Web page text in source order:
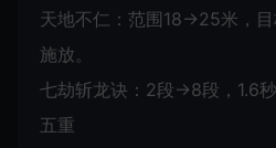
天地不仁：范围18→25米，
施放。
七劫斩龙诀：2段→8段，1.6秒
五重